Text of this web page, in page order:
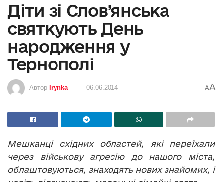
Діти зі Слов’янська
святкують День
народження у
Тернополі
Автор Irynka 06.06.2014 AA
Мешканці східних областей, які переїхали
через військову агресію до нашого міста,
облаштовуються, знаходять нових знайомих, і